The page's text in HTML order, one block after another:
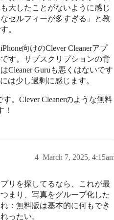
大したことがないように感じ
セルフィーが多すぎる」と教
。
向けのClever Cleanerアプ
す。サブスクリプションの背
Cleaner Guruも悪くはないです
は少し過剰に感じます。
。Clever Cleanerのような無料
March 7, 2025,
4
リを探してるなら、これが最
まり、写真をグループ化した
：無料版は基本的に何もでき
ったい。